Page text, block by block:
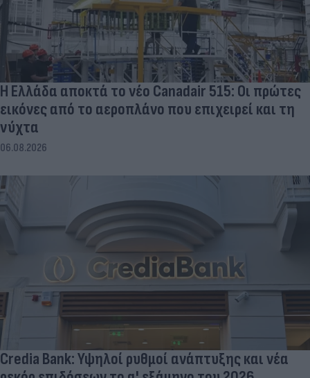
Η Ελλάδα αποκτά το νέο Canadair 515: Οι πρώτες
εικόνες από το αεροπλάνο που επιχειρεί και τη
νύχτα
06.08.2026
Credia Bank: Υψηλοί ρυθμοί ανάπτυξης και νέα